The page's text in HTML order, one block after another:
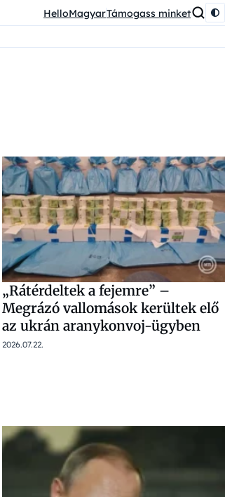
HelloMagyarTámogass minket
„Rátérdeltek a fejemre” –
Megrázó vallomások kerültek elő
az ukrán aranykonvoj-ügyben
2026.07.22.